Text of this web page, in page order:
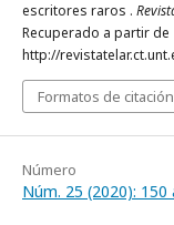
escritores raros .
Recuperado a partir de
http://
Formatos de citación
Número
Núm. 25 (2020):